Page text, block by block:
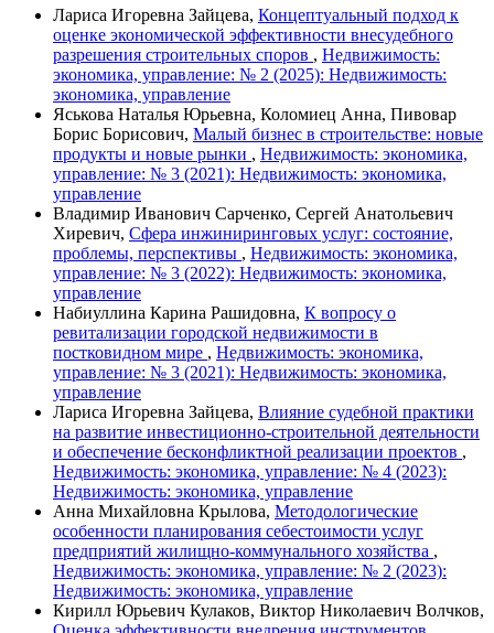
Лариса Игоревна Зайцева, Концептуальный подход к
оценке экономической эффективности внесудебного
разрешения строительных споров , Недвижимость:
экономика, управление: № 2 (2025): Недвижимость:
экономика, управление
Яськова Наталья Юрьевна, Коломиец Анна, Пивовар
Борис Борисович, Малый бизнес в строительстве: новые
продукты и новые рынки , Недвижимость: экономика,
управление: № 3 (2021): Недвижимость: экономика,
управление
Владимир Иванович Сарченко, Сергей Анатольевич
Хиревич, Сфера инжиниринговых услуг: состояние,
проблемы, перспективы , Недвижимость: экономика,
управление: № 3 (2022): Недвижимость: экономика,
управление
Набиуллина Карина Рашидовна, К вопросу о
ревитализации городской недвижимости в
постковидном мире , Недвижимость: экономика,
управление: № 3 (2021): Недвижимость: экономика,
управление
Лариса Игоревна Зайцева, Влияние судебной практики
на развитие инвестиционно-строительной деятельности
и обеспечение бесконфликтной реализации проектов ,
Недвижимость: экономика, управление: № 4 (2023):
Недвижимость: экономика, управление
Анна Михайловна Крылова, Методологические
особенности планирования себестоимости услуг
предприятий жилищно-коммунального хозяйства ,
Недвижимость: экономика, управление: № 2 (2023):
Недвижимость: экономика, управление
Кирилл Юрьевич Кулаков, Виктор Николаевич Волчков,